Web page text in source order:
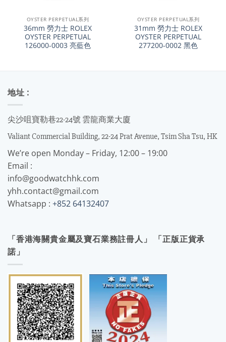
OYSTER PERPETUAL系列
36mm 勞力士 ROLEX
OYSTER PERPETUAL
126000-0003 亮藍色
OYSTER PERPETUAL系列
31mm 勞力士 ROLEX
OYSTER PERPETUAL
277200-0002 黑色
地址 :
尖沙咀寶勒巷22-24號 雲龍商業大廈
Valiant Commercial Building, 22-24 Prat Avenue, Tsim Sha Tsu, HK
We’re open Monday – Friday, 12:00 – 19:00
Email :
info@goodwatchhk.com
yhh.contact@gmail.com
Whatsapp : +852 64132407
「香港海關貴金屬及寶石業務註冊人」 「正版正貨承
諾」